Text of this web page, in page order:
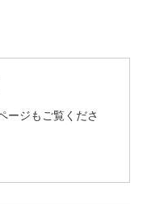
ージもご覧くださ